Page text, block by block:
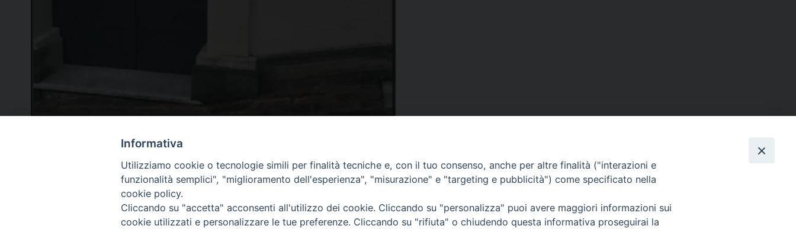
Diocesi di
San Marco Argentano - Scalea CONTATTACI MODULISTICA RENDICONTO 8X1000
Informativa
Utilizziamo cookie o tecnologie simili per finalità tecniche e, con il tuo consenso, anche per altre finalità ("interazioni e
funzionalità semplici", "miglioramento dell'esperienza", "misurazione" e "targeting e pubblicità") come specificato nella
cookie policy.
Cliccando su "accetta" acconsenti all'utilizzo dei cookie. Cliccando su "personalizza" puoi avere maggiori informazioni sui
cookie utilizzati e personalizzare le tue preferenze. Cliccando su "rifiuta" o chiudendo questa informativa proseguirai la